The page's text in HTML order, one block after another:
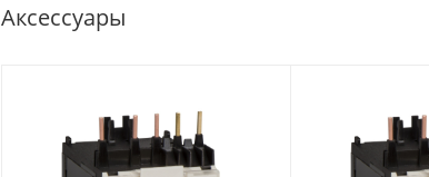
Аксессуары